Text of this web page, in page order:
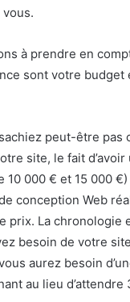
à prendre en
sont votre budget
peut-être pas
site, le fait
10 000 € et 15 000
conception Web
prix. La chronologie
besoin de votre
aurez besoin
au lieu d’attendre